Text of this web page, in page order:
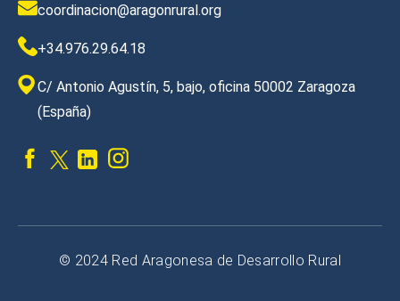
coordinacion@aragonrural.org
+34.976.29.64.18
C/ Antonio Agustín, 5, bajo, oficina 50002 Zaragoza
(España)
© 2024 Red Aragonesa de Desarrollo Rural